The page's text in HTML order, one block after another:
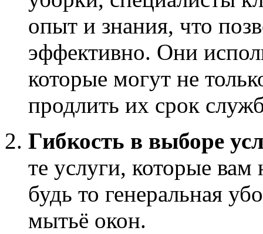
опыт и знания, что
эффективно. Они
которые могут не
продлить их срок
Гибкость в выборе
те услуги, которые
будь то генеральная
мытьё окон.